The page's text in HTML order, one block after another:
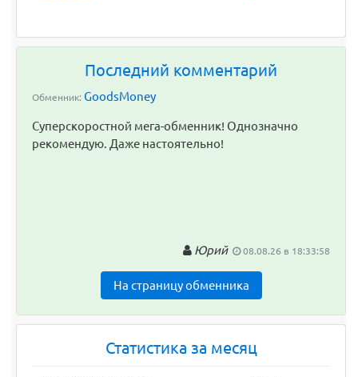
Последний комментарий
Обменник: GoodsMoney
Суперскоростной мега-обменник! Однозначно
рекомендую. Даже настоятельно!
Юрий 08.08.26 в 18:33:58
На страницу обменника
Статистика за месяц